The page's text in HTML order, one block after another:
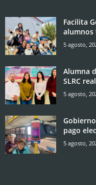
Facilita
alumnos
5 agosto,
Alumna
SLRC
5 agosto,
pago
5 agosto,